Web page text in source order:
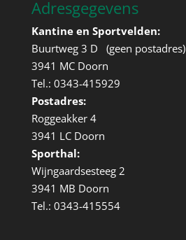
Adresgegevens
Kantine en Sportvelden:
Buurtweg 3 D (geen postadres)
3941 MC Doorn
Tel.: 0343-415929
Postadres:
Roggeakker 4
3941 LC Doorn
Sporthal:
Wijngaardsesteeg 2
3941 MB Doorn
Tel.: 0343-415554